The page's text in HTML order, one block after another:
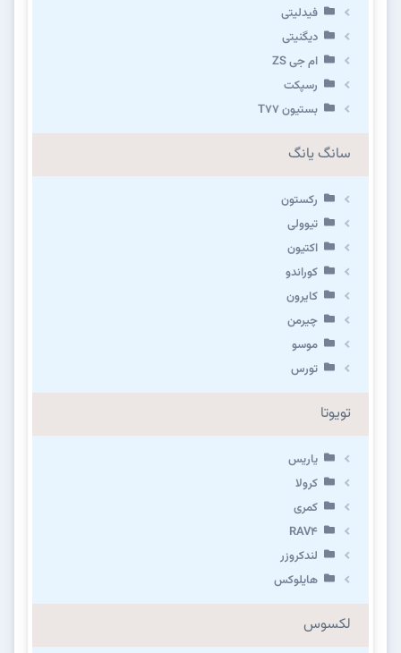
فیدلیتی
دیگنیتی
ام جی ZS
رسپکت
بستیون T۷۷
سانگ یانگ
رکستون
تیوولی
اکتیون
کوراندو
کایرون
چیرمن
موسو
تورس
تویوتا
یاریس
کرولا
کمری
RAV4
لندکروزر
هایلوکس
لکسوس